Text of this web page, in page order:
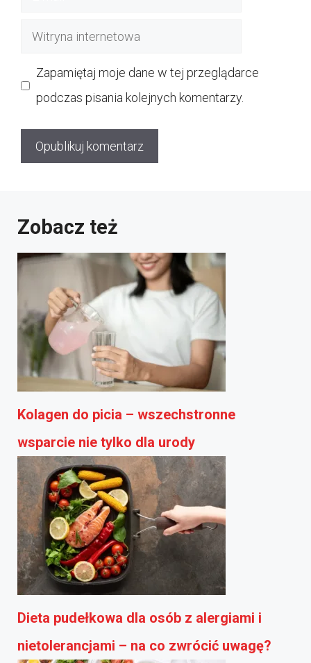
Witryna
Zapamiętaj moje dane w tej przeglądarce
podczas pisania kolejnych komentarzy.
Zobacz też
Kolagen do picia – wszechstronne
wsparcie nie tylko dla urody
Dieta pudełkowa dla osób z alergiami i
nietolerancjami – na co zwrócić uwagę?